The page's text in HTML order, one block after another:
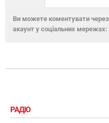
Ви можете коментувати через
акаунт у соціальних мережах:
РАДІО